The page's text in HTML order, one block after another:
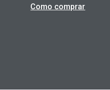
Como comprar